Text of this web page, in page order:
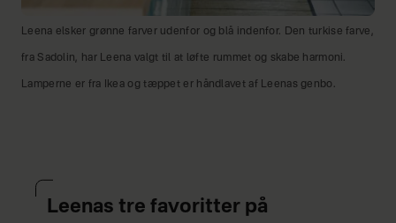
Leena elsker grønne farver udenfor og blå indenfor. Den turkise farve,
fra Sadolin, har Leena valgt til at løfte rummet og skabe harmoni.
Lamperne er fra Ikea og tæppet er håndlavet af Leenas genbo.
Leenas tre favoritter på